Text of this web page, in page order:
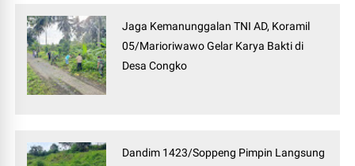
Jaga Kemanunggalan TNI AD, Koramil
05/Marioriwawo Gelar Karya Bakti di
Desa Congko
Dandim 1423/Soppeng Pimpin Langsung